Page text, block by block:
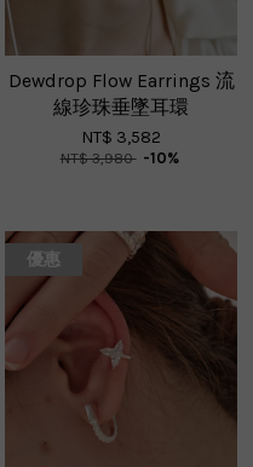
Dewdrop Flow Earrings 流
線珍珠垂墜耳環
NT$ 3,582
NT$ 3,980 -10%
優惠